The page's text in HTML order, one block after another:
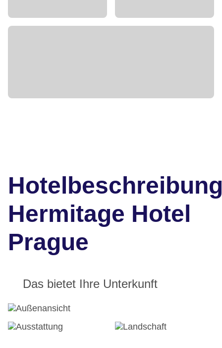
Hermitage Hotel
Prague
Das bietet Ihre Unterkunft